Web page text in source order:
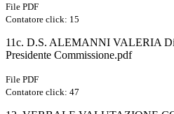
File PDF
Contatore click: 15
11c. D.S. ALEMANNI VALERIA
Presidente Commissione.pdf
File PDF
Contatore click: 47